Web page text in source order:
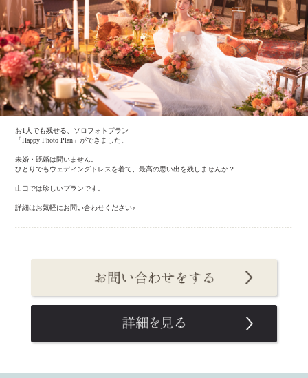
お1人でも残せる、ソロフォトプラン
「Happy Photo Plan」ができました。
未婚・既婚は問いません。
ひとりでもウェディングドレスを着て、最高の思い出を残しませんか？
山口では珍しいプランです。
詳細はお気軽にお問い合わせください♪